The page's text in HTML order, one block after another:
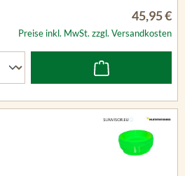
45,95 €
Preise inkl. MwSt. zzgl. Versandkosten